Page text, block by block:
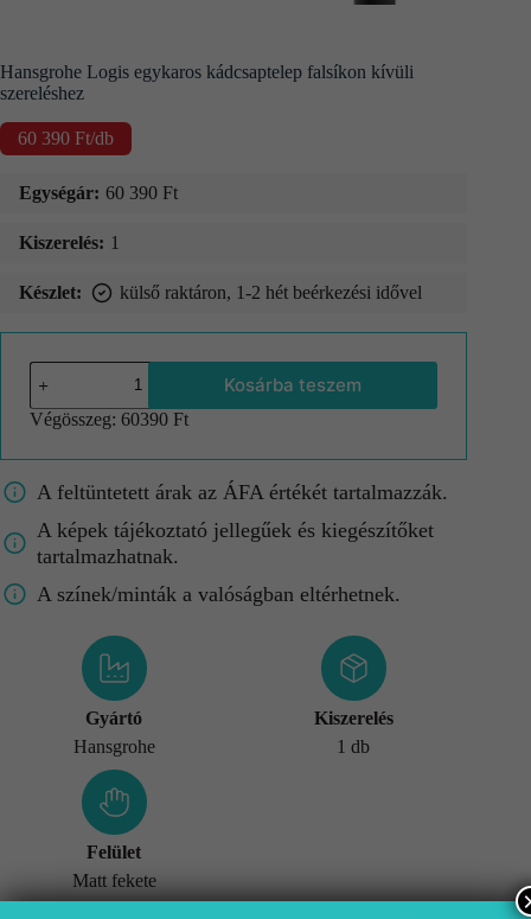
Hansgrohe Logis egykaros kádcsaptelep falsíkon kívüli
szereléshez
60 390 Ft/db
Egységár: 60 390 Ft
Kiszerelés: 1
Készlet: külső raktáron, 1-2 hét beérkezési idővel
Kosárba teszem
Végösszeg: 60390 Ft
A feltüntetett árak az ÁFA értékét tartalmazzák.
A képek tájékoztató jellegűek és kiegészítőket
tartalmazhatnak.
A színek/minták a valóságban eltérhetnek.
Gyártó
Hansgrohe
Kiszerelés
1 db
Felület
Matt fekete